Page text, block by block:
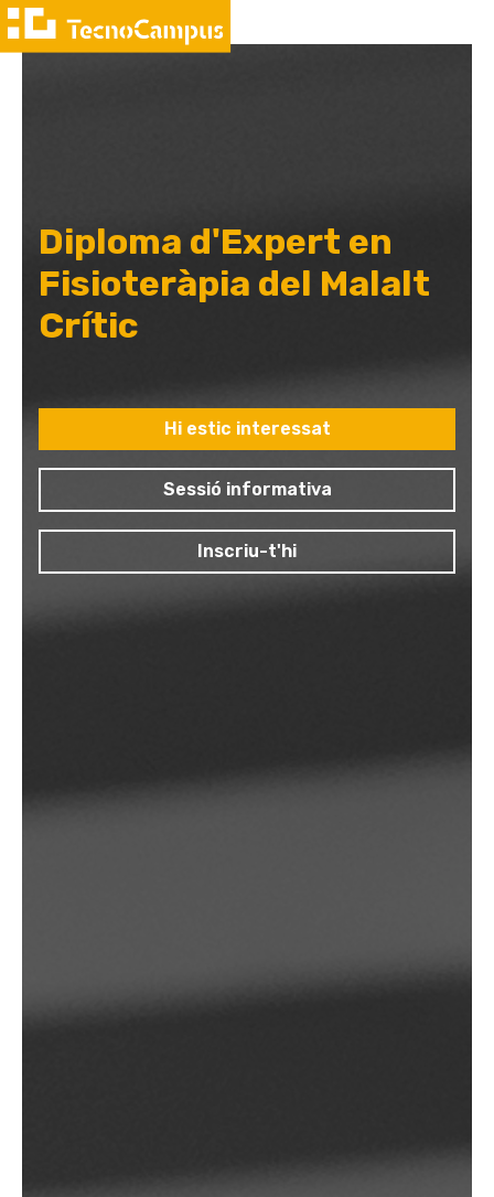
Diploma d'Expert en
Fisioteràpia del Malalt
Crític
Hi estic interessat
Sessió informativa
Inscriu-t'hi